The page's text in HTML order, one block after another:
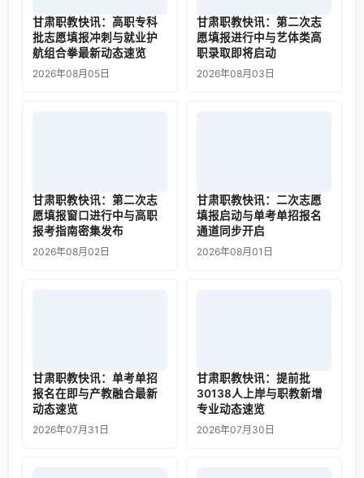
甘肃职教快讯：高职专科
批志愿填报冲刺与就业护
航组合拳最新动态速览
2026年08月05日
甘肃职教快讯：第二次志
愿填报进行中与艺体类高
职录取即将启动
2026年08月03日
甘肃职教快讯：第二次志
愿填报窗口进行中与高职
报考指南密集发布
2026年08月02日
甘肃职教快讯：二次志愿
填报启动与单考单招报名
通道同步开启
2026年08月01日
甘肃职教快讯：单考单招
报名在即与产教融合最新
动态速览
2026年07月31日
甘肃职教快讯：提前批
30138人上岸与职教新增
专业动态速览
2026年07月30日